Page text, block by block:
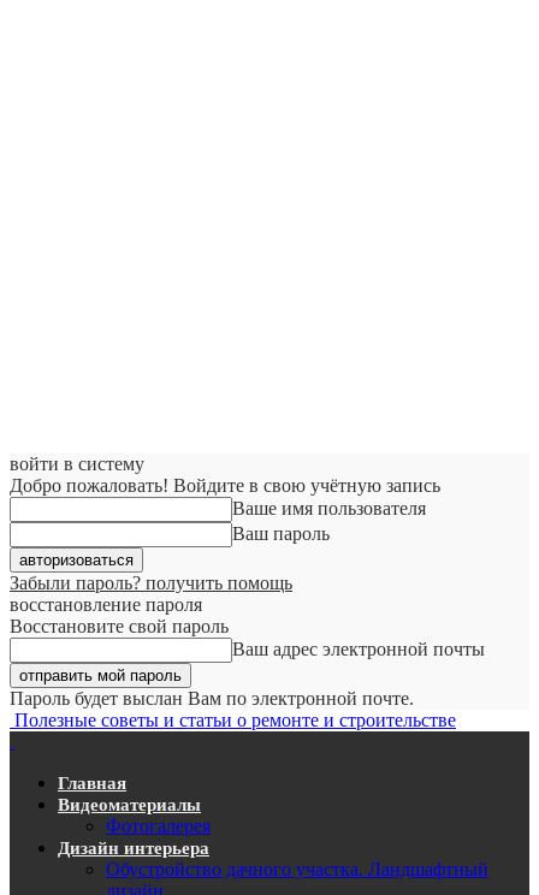
войти в систему
Добро пожаловать! Войдите в свою учётную запись
Ваше имя пользователя
Ваш пароль
Забыли пароль? получить помощь
восстановление пароля
Восстановите свой пароль
Ваш адрес электронной почты
Пароль будет выслан Вам по электронной почте.
Полезные советы и статьи о ремонте и строительстве
Главная
Видеоматериалы
Фотогалерея
Дизайн интерьера
Обустройство дачного участка. Ландшафтный
дизайн